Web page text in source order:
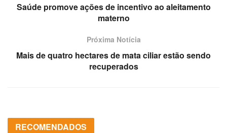
Saúde promove ações de incentivo ao aleitamento
materno
Próxima Notícia
Mais de quatro hectares de mata ciliar estão sendo
recuperados
RECOMENDADOS